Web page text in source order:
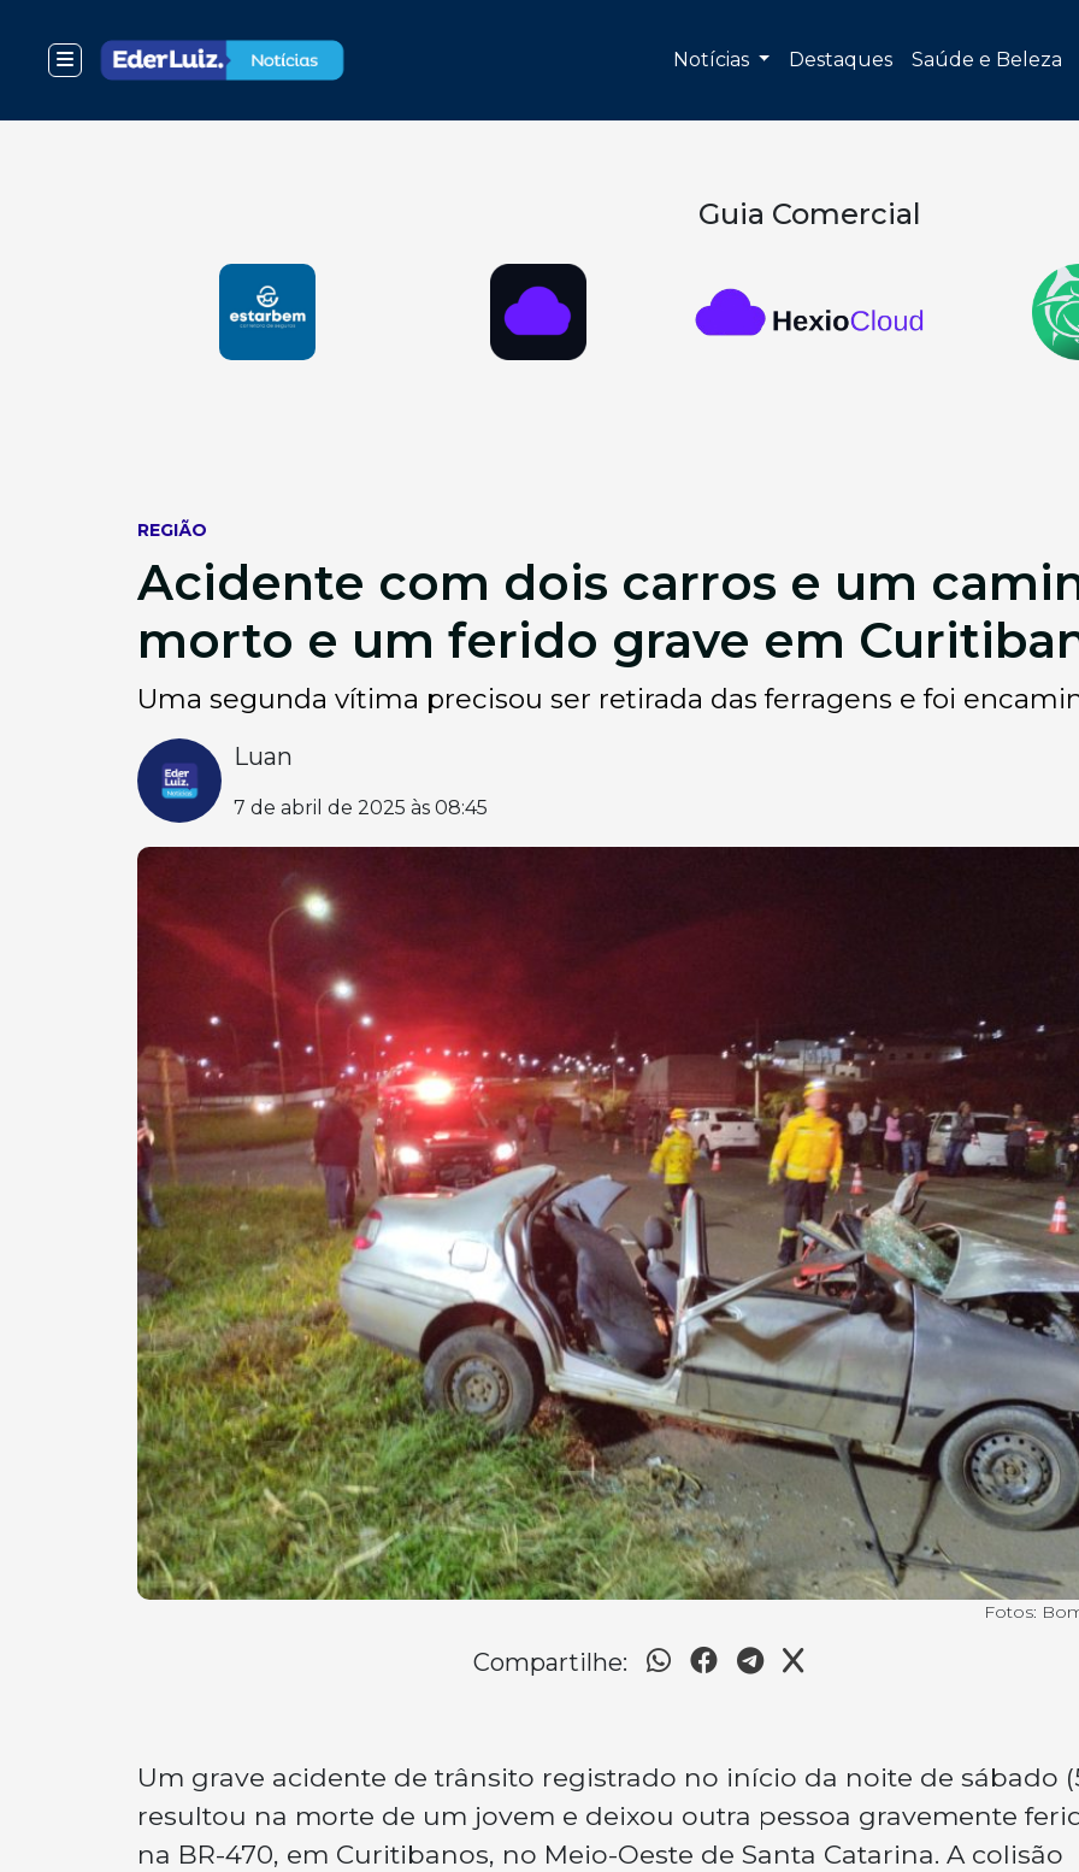
Notícias Destaques Saúde e Beleza
Guia Comercial
REGIÃO
Acidente com dois carros e um
morto e um ferido grave em
Uma segunda vítima precisou ser retirada das ferragens e foi
Luan
7 de abril de 2025 às 08:45
Fotos:
Compartilhe:
Um grave acidente de trânsito registrado no início da noite de sábado
resultou na morte de um jovem e deixou outra pessoa gravemente
na BR-470, em Curitibanos, no Meio-Oeste de Santa Catarina. A colisão